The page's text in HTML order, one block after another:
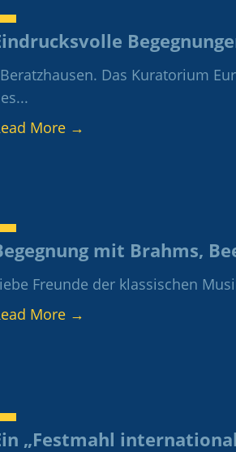
Das Kuratorium
More →
mit Brahms,
Freunde der klassischen
More →
„Festmahl